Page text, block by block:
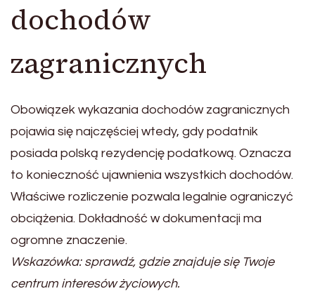
dochodów
zagranicznych
Obowiązek wykazania dochodów zagranicznych
pojawia się najczęściej wtedy, gdy podatnik
posiada polską rezydencję podatkową. Oznacza
to konieczność ujawnienia wszystkich dochodów.
Właściwe rozliczenie pozwala legalnie ograniczyć
obciążenia. Dokładność w dokumentacji ma
ogromne znaczenie.
Wskazówka: sprawdź, gdzie znajduje się Twoje
centrum interesów życiowych.